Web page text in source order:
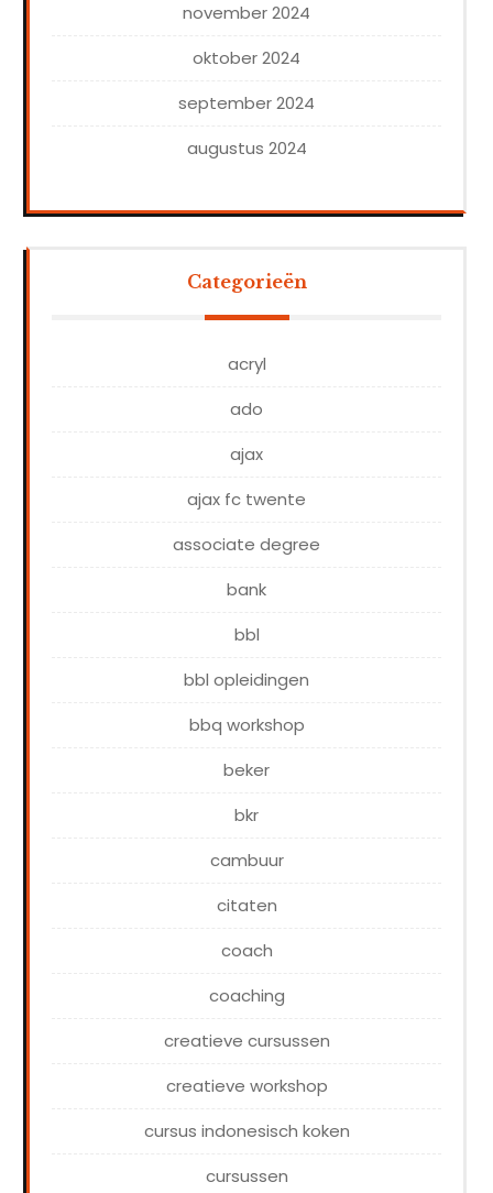
november 2024
oktober 2024
september 2024
augustus 2024
Categorieën
acryl
ado
ajax
ajax fc twente
associate degree
bank
bbl
bbl opleidingen
bbq workshop
beker
bkr
cambuur
citaten
coach
coaching
creatieve cursussen
creatieve workshop
cursus indonesisch koken
cursussen